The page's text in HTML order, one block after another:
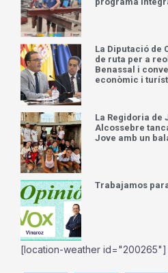
La Diputació de
de ruta per a
Benassal i
econòmic i
La Regidoria de
Alcossebre
Jove amb un
Trabajamos
[location-weather id="200265"]